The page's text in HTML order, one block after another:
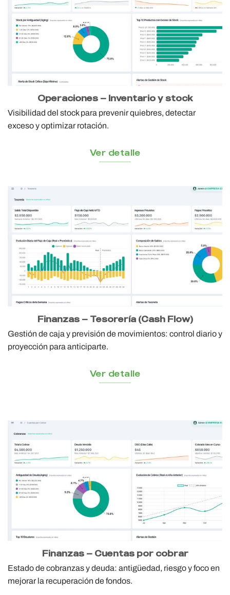
Operaciones — Inventario y stock
Visibilidad del stock para prevenir quiebres, detectar
exceso y optimizar rotación.
Ver detalle
Finanzas — Tesorería (Cash Flow)
Gestión de caja y previsión de movimientos: control diario y
proyección para anticiparte.
Ver detalle
Finanzas — Cuentas por cobrar
Estado de cobranzas y deuda: antigüedad, riesgo y foco en
mejorar la recuperación de fondos.